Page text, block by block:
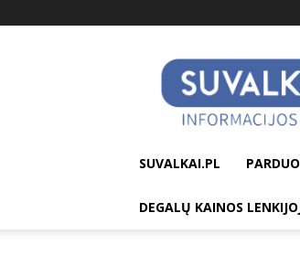
SUVALKAI.PL
DEGALŲ KAINOS